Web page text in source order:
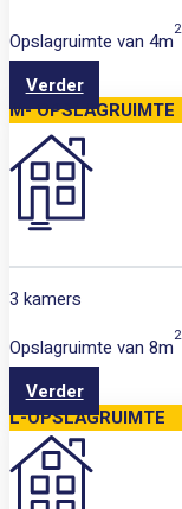
Opslagruimte van 4m2
Verder
M- OPSLAGRUIMTE
3 kamers
Opslagruimte van 8m2
Verder
L-OPSLAGRUIMTE